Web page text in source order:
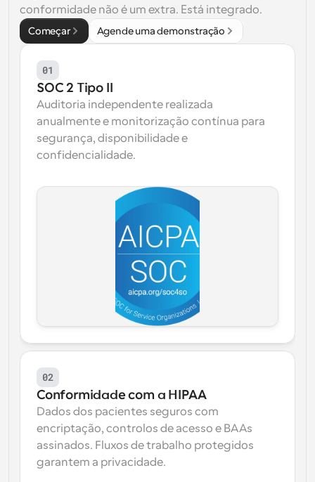
conformidade não é um extra. Está integrado.
Começar Agende uma demonstração
01
SOC 2 Tipo II
Auditoria independente realizada
anualmente e monitorização contínua para
segurança, disponibilidade e
confidencialidade.
02
Conformidade com a HIPAA
Dados dos pacientes seguros com
encriptação, controlos de acesso e BAAs
assinados. Fluxos de trabalho protegidos
garantem a privacidade.